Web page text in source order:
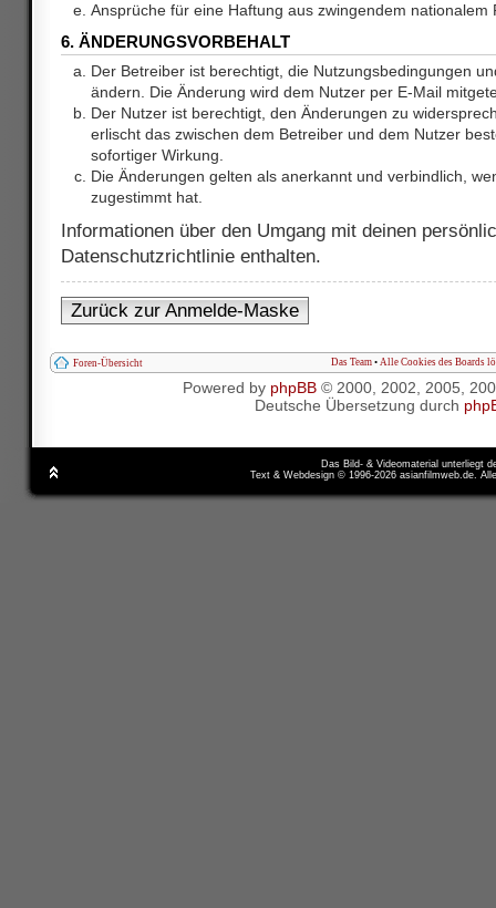
Ansprüche für eine Haftung aus zwingendem nationalem
6. ÄNDERUNGSVORBEHALT
Der Betreiber ist berechtigt, die Nutzungsbedingungen
ändern. Die Änderung wird dem Nutzer per E-Mail
Der Nutzer ist berechtigt, den Änderungen zu
erlischt das zwischen dem Betreiber und dem Nutzer
sofortiger Wirkung.
Die Änderungen gelten als anerkannt und verbindlich,
zugestimmt hat.
Informationen über den Umgang mit deinen
Datenschutzrichtlinie enthalten.
Zurück zur Anmelde-Maske
Foren-Übersicht Das Team • Alle Cookies des Boards
Powered by phpBB© 2000, 2002, 2005,
Deutsche Übersetzung durch
Das Bild- & Videomaterial unterliegt
Text & Webdesign © 1996-2026 asianfilmweb.de.